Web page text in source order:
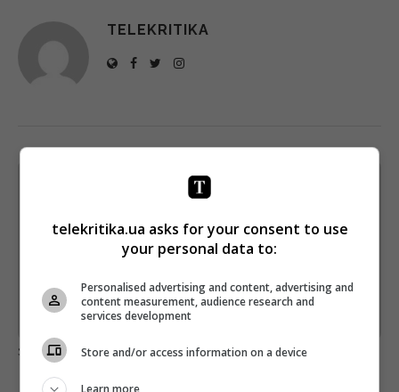
TELEKRITIKA
Щотижневий лист з найцікавішим.
Підпишіться ще раз, якщо не отримуєте від нас листи
Предоставлено SendPulse
загрузка...
telekritika.ua asks for your consent to use
your personal data to:
Personalised advertising and content, advertising and
content measurement, audience research and
services development
Store and/or access information on a device
Learn more